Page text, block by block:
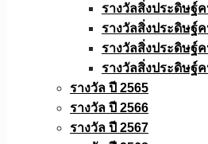
รางวัลสิ่งประดิษฐ์
รางวัลสิ่งประดิษฐ์
รางวัลสิ่งประดิษฐ์
รางวัลสิ่งประดิษฐ์
รางวัล ปี 2565
รางวัล ปี 2566
รางวัล ปี 2567